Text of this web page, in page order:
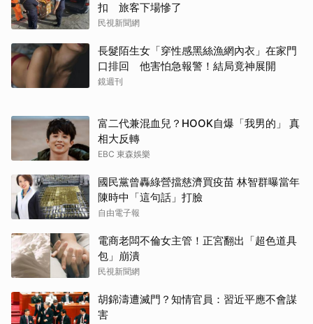
扣 旅客下場慘了
民視新聞網
長髮陌生女「穿性感黑絲漁網內衣」在家門
口排回 他害怕急報警！結局竟神展開
鏡週刊
富二代兼混血兒？HOOK自爆「我男的」 真
相大反轉
EBC 東森娛樂
國民黨曾轟綠營擋慈濟買疫苗 林智群曝當年
陳時中「這句話」打臉
自由電子報
電商老闆不倫女主管！正宮翻出「超色道具
包」崩潰
民視新聞網
胡錦濤遭滅門？知情官員：習近平應不會謀
害